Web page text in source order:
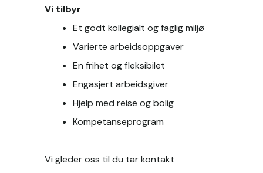
Vi tilbyr
Et godt kollegialt og faglig miljø
Varierte arbeidsoppgaver
En frihet og fleksibilet
Engasjert arbeidsgiver
Hjelp med reise og bolig
Kompetanseprogram
Vi gleder oss til du tar kontakt